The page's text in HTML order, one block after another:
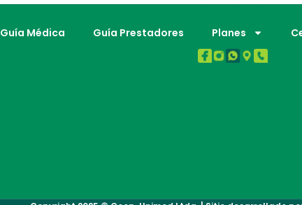
BUENA SALUD.
Guía Médica Guía Prestadores Planes